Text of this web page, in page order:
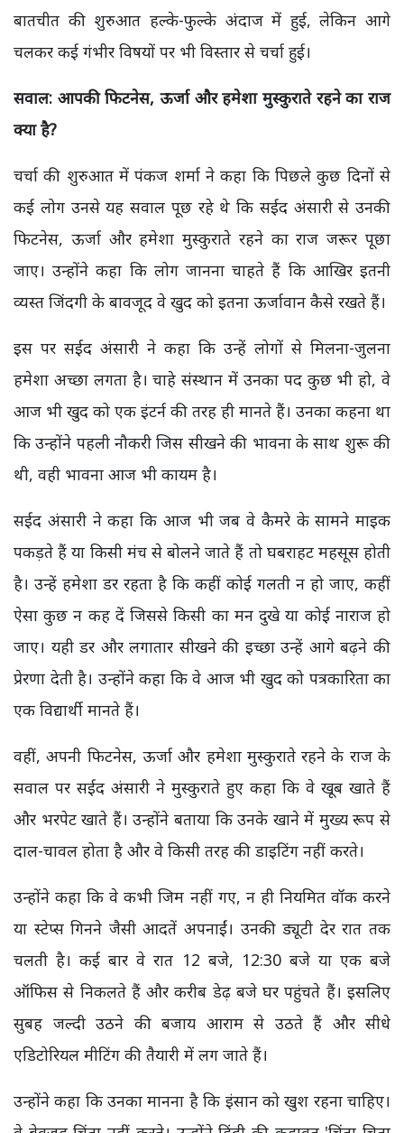
बातचीत की शुरुआत हल्के-फुल्के अंदाज में हुई, लेकिन आगे
चलकर कई गंभीर विषयों पर भी विस्तार से चर्चा हुई।
सवाल: आपकी फिटनेस, ऊर्जा और हमेशा मुस्कुराते रहने का राज
क्या है?
चर्चा की शुरुआत में पंकज शर्मा ने कहा कि पिछले कुछ दिनों से
कई लोग उनसे यह सवाल पूछ रहे थे कि सईद अंसारी से उनकी
फिटनेस, ऊर्जा और हमेशा मुस्कुराते रहने का राज जरूर पूछा
जाए। उन्होंने कहा कि लोग जानना चाहते हैं कि आखिर इतनी
व्यस्त जिंदगी के बावजूद वे खुद को इतना ऊर्जावान कैसे रखते हैं।
इस पर सईद अंसारी ने कहा कि उन्हें लोगों से मिलना-जुलना
हमेशा अच्छा लगता है। चाहे संस्थान में उनका पद कुछ भी हो, वे
आज भी खुद को एक इंटर्न की तरह ही मानते हैं। उनका कहना था
कि उन्होंने पहली नौकरी जिस सीखने की भावना के साथ शुरू की
थी, वही भावना आज भी कायम है।
सईद अंसारी ने कहा कि आज भी जब वे कैमरे के सामने माइक
पकड़ते हैं या किसी मंच से बोलने जाते हैं तो घबराहट महसूस होती
है। उन्हें हमेशा डर रहता है कि कहीं कोई गलती न हो जाए, कहीं
ऐसा कुछ न कह दें जिससे किसी का मन दुखे या कोई नाराज हो
जाए। यही डर और लगातार सीखने की इच्छा उन्हें आगे बढ़ने की
प्रेरणा देती है। उन्होंने कहा कि वे आज भी खुद को पत्रकारिता का
एक विद्यार्थी मानते हैं।
वहीं, अपनी फिटनेस, ऊर्जा और हमेशा मुस्कुराते रहने के राज के
सवाल पर सईद अंसारी ने मुस्कुराते हुए कहा कि वे खूब खाते हैं
और भरपेट खाते हैं। उन्होंने बताया कि उनके खाने में मुख्य रूप से
दाल-चावल होता है और वे किसी तरह की डाइटिंग नहीं करते।
उन्होंने कहा कि वे कभी जिम नहीं गए, न ही नियमित वॉक करने
या स्टेप्स गिनने जैसी आदतें अपनाईं। उनकी ड्यूटी देर रात तक
चलती है। कई बार वे रात 12 बजे, 12:30 बजे या एक बजे
ऑफिस से निकलते हैं और करीब डेढ़ बजे घर पहुंचते हैं। इसलिए
सुबह जल्दी उठने की बजाय आराम से उठते हैं और सीधे
एडिटोरियल मीटिंग की तैयारी में लग जाते हैं।
उन्होंने कहा कि उनका मानना है कि इंसान को खुश रहना चाहिए।